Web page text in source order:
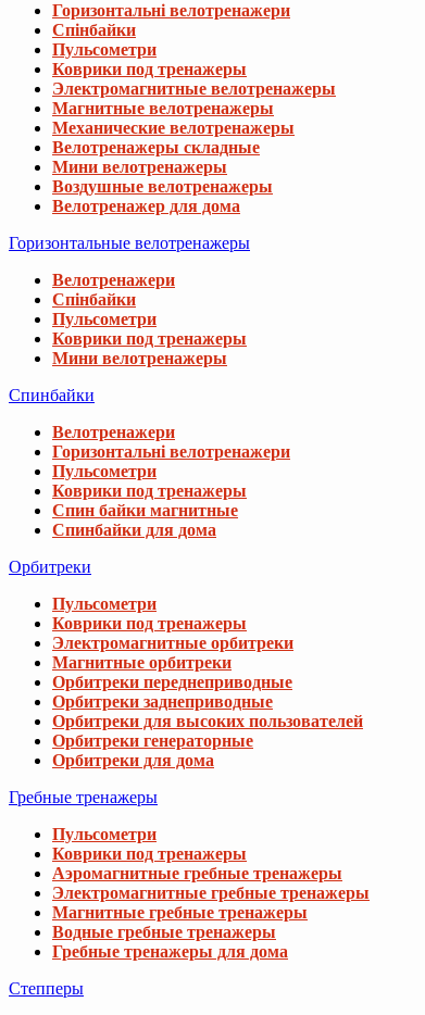
Горизонтальні велотренажери
Спінбайки
Пульсометри
Коврики под тренажеры
Электромагнитные велотренажеры
Магнитные велотренажеры
Механические велотренажеры
Велотренажеры складные
Мини велотренажеры
Воздушные велотренажеры
Велотренажер для дома
Горизонтальные велотренажеры
Велотренажери
Спінбайки
Пульсометри
Коврики под тренажеры
Мини велотренажеры
Спинбайки
Велотренажери
Горизонтальні велотренажери
Пульсометри
Коврики под тренажеры
Спин байки магнитные
Спинбайки для дома
Орбитреки
Пульсометри
Коврики под тренажеры
Электромагнитные орбитреки
Магнитные орбитреки
Орбитреки переднеприводные
Орбитреки заднеприводные
Орбитреки для высоких пользователей
Орбитреки генераторные
Орбитреки для дома
Гребные тренажеры
Пульсометри
Коврики под тренажеры
Аэромагнитные гребные тренажеры
Электромагнитные гребные тренажеры
Магнитные гребные тренажеры
Водные гребные тренажеры
Гребные тренажеры для дома
Степперы